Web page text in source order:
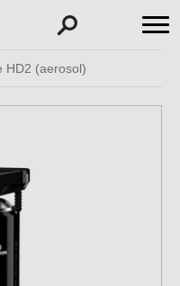
HD2 (aerosol)